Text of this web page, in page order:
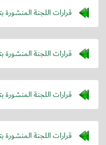
قرارات اللجنة المنشورة
قرارات اللجنة المنشورة
قرارات اللجنة المنشورة
قرارات اللجنة المنشورة